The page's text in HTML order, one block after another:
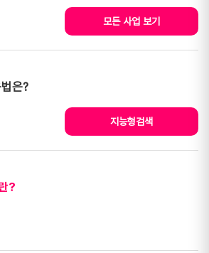
모든 사업 보기
은?
지능형검색
?